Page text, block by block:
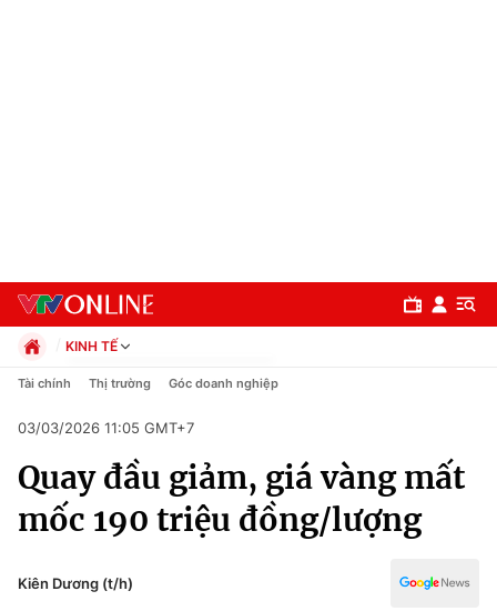
Chuyên mục
Chính trị
KINH TẾ
Chính trị
Pháp luật
Kinh tế
Thể thao
Truyền hình
Y tế
Tài chính Thị trường Góc doanh nghiệp
03/03/2026 11:05 GMT+7
Quay đầu giảm, giá vàng mất
mốc 190 triệu đồng/lượng
Kiên Dương (t/h)